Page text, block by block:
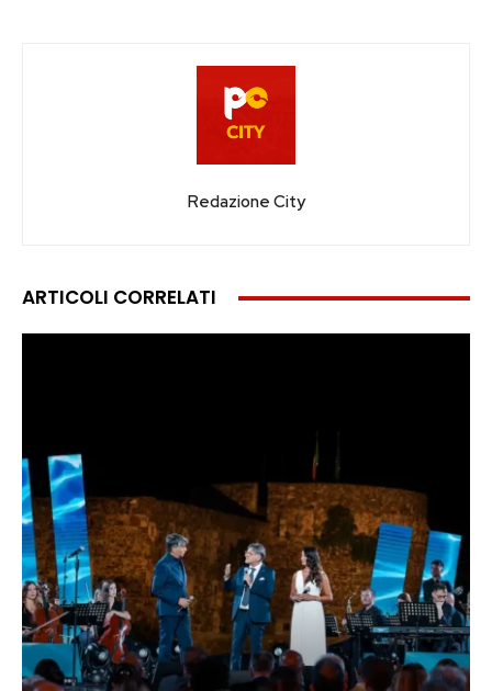
Redazione City
ARTICOLI CORRELATI